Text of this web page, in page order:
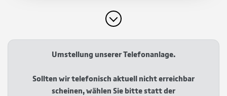
Umstellung unserer Telefonanlage.
Sollten wir telefonisch aktuell nicht erreichbar
scheinen, wählen Sie bitte statt der